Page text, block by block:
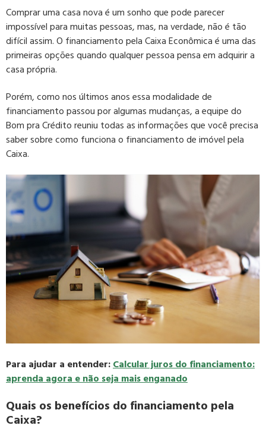
Comprar uma casa nova é um sonho que pode parecer
impossível para muitaspessoas, mas, na verdade, não é tão
difícil assim. O financiamento pela Caixa Econômica é uma das
primeiras opções quando qualquer pessoa pensa em adquirir a
casa própria.
Porém, como nos últimos anos essa modalidade de
financiamento passou por algumas mudanças, a equipe do
Bom pra Crédito reuniu todas as informações que você precisa
saber sobre como funciona o financiamento de imóvel pela
Caixa.
Para ajudar a entender:Calcular juros do financiamento:
aprenda agora e não seja mais enganado
Quais os benefícios do financiamento pela
Caixa?